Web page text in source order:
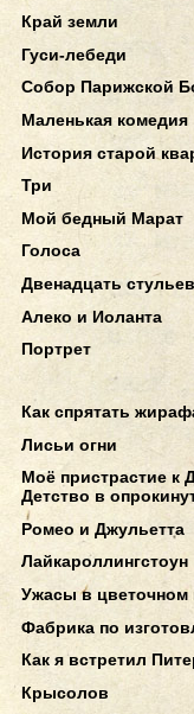
Край земли
Гуси-лебеди
Собор Парижской
Маленькая комедия
История старой
Три
Мой бедный Марат
Голоса
Двенадцать стульев
Алеко и Иоланта
Портрет
Как спрятать
Лисьи огни
Моё пристрастие к
Детство в
Ромео и Джульетта
Лайкароллингстоун
Ужасы в цветочном
Фабрика по
Как я встретил
Крысолов